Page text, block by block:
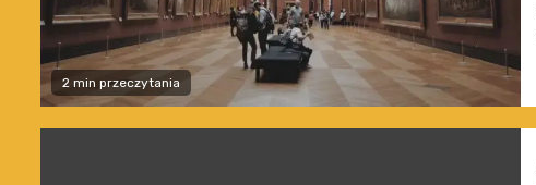
2 min przeczytania